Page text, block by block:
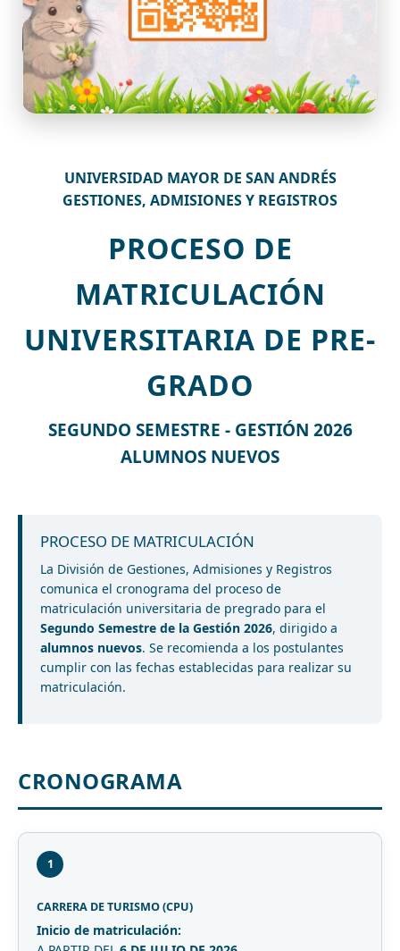
UNIVERSIDAD MAYOR DE SAN ANDRÉS
GESTIONES, ADMISIONES Y REGISTROS
PROCESO DE
MATRICULACIÓN
UNIVERSITARIA DE PRE-
GRADO
SEGUNDO SEMESTRE - GESTIÓN 2026
ALUMNOS NUEVOS
PROCESO DE MATRICULACIÓN
La División de Gestiones, Admisiones y Registros
comunica el cronograma del proceso de
matriculación universitaria de pregrado para el
Segundo Semestre de la Gestión 2026, dirigido a
alumnos nuevos. Se recomienda a los postulantes
cumplir con las fechas establecidas para realizar su
matriculación.
CRONOGRAMA
1
CARRERA DE TURISMO (CPU)
Inicio de matriculación: